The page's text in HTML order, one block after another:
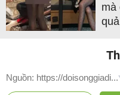
mà
Nguồn: https://doisonggiadi...